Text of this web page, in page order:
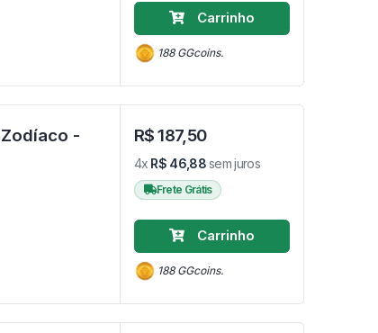
Carrinho
188 GGcoins.
R$ 187,50
4x R$ 46,88sem juros
Frete Grátis
Carrinho
188 GGcoins.